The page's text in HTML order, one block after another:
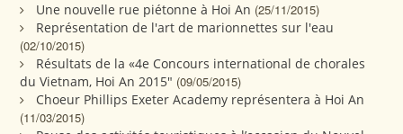
Une nouvelle rue piétonne à Hoi An (25/11/2015)
Représentation de l'art de marionnettes sur l'eau
(02/10/2015)
Résultats de la «4e Concours international de chorales
du Vietnam, Hoi An 2015" (09/05/2015)
Choeur Phillips Exeter Academy représentera à Hoi An
(11/03/2015)